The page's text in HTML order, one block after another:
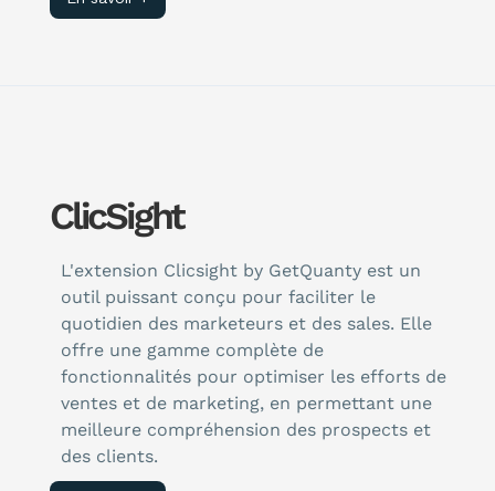
ClicSight
L'extension Clicsight by GetQuanty est un
outil puissant conçu pour faciliter le
quotidien des marketeurs et des sales. Elle
offre une gamme complète de
fonctionnalités pour optimiser les efforts de
ventes et de marketing, en permettant une
meilleure compréhension des prospects et
des clients.